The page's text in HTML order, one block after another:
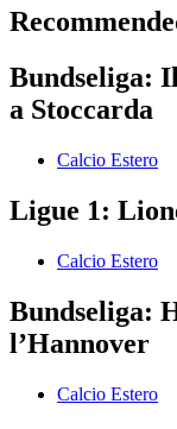
Bundseliga:
a Stoccarda
Calcio Estero
Ligue 1:
Calcio Estero
Bundseliga:
l’Hannover
Calcio Estero